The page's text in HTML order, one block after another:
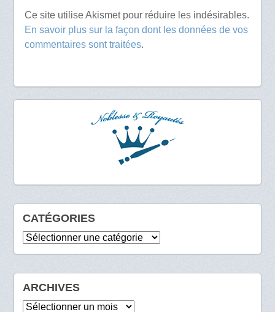
Ce site utilise Akismet pour réduire les indésirables.
En savoir plus sur la façon dont les données de vos
commentaires sont traitées.
CATÉGORIES
Catégories
ARCHIVES
Archives